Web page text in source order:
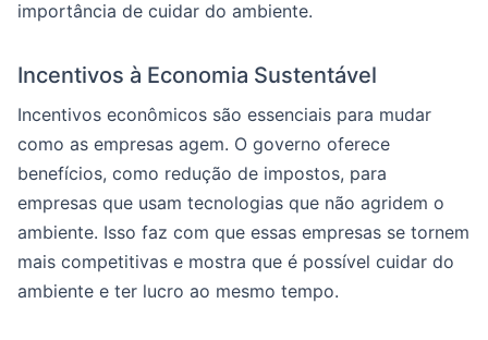
importância de cuidar do ambiente.
Incentivos à Economia Sustentável
Incentivos econômicos são essenciais para mudar
como as empresas agem. O governo oferece
benefícios, como redução de impostos, para
empresas que usam tecnologias que não agridem o
ambiente. Isso faz com que essas empresas se tornem
mais competitivas e mostra que é possível cuidar do
ambiente e ter lucro ao mesmo tempo.